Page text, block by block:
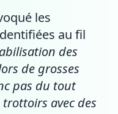
les
au fil
des
de grosses
pas du tout
avec des